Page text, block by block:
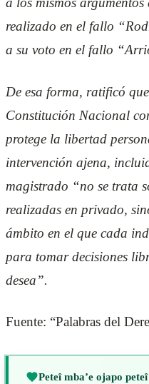
realizado en el fallo
a su voto en el fallo
De esa forma, ratificó
Constitución Nacional
protege la libertad
intervención ajena,
magistrado “no se trata
realizadas en privado,
ámbito en el que cada
para tomar decisiones
desea”.
Fuente: “Palabras del
Peteî mba’e ojapo